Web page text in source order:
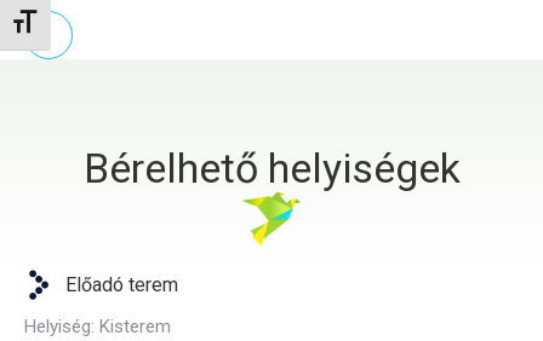
Betűméret váltása
Bérelhető helyiségek
Előadó terem
Helyiség: Kisterem